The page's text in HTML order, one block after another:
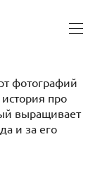
фотографий
про
выращивает
и за его